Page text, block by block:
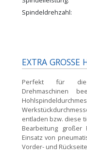
Spindeldrehzahl
EXTRA GROSSE
Perfekt für die
Drehmaschinen
entladen bzw. diese
Bearbeitung
Einsatz von
Vorder- und